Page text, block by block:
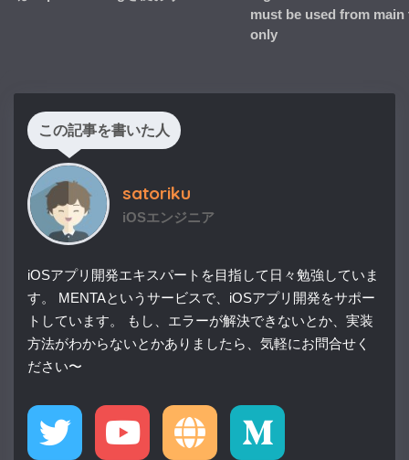
must be used from main
only
この記事を書いた人
satoriku
iOSエンジニア
iOSアプリ開発エキスパートを目指して日々勉強していま
す。 MENTAというサービスで、iOSアプリ開発をサポー
トしています。 もし、エラーが解決できないとか、実装
方法がわからないとかありましたら、気軽にお問合せく
ださい〜